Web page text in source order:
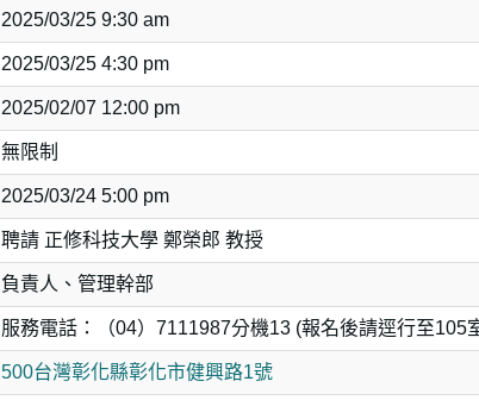
2025/03/25 9:30 am
2025/03/25 4:30 pm
2025/02/07 12:00 pm
無限制
2025/03/24 5:00 pm
聘請 正修科技大學 鄭榮郎 教授
負責人、管理幹部
服務電話：（04）7111987分機13 (報名後請逕行至105
500台灣彰化縣彰化市健興路1號